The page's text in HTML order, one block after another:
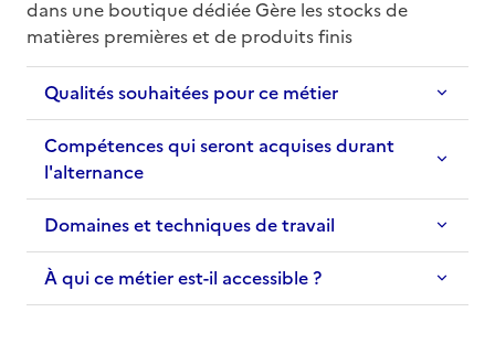
dans une boutique dédiée Gère les stocks de
matières premières et de produits finis
Qualités souhaitées pour ce métier
Compétences qui seront acquises durant
l'alternance
Domaines et techniques de travail
À qui ce métier est-il accessible ?